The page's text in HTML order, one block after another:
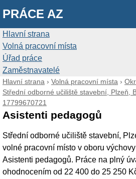
PRÁCE AZ
Hlavní strana
Volná pracovní místa
Úřad práce
Zaměstnavatelé
Hlavní strana › Volná pracovní místa ›
Střední odborné učiliště stavební, Plzeň,
17799670721
Asistenti pedagogů
Střední odborné učiliště stavební,
volné pracovní místo v oboru
Asistenti pedagogů. Práce na plný
ohodnocením od 22 400 do 25 250